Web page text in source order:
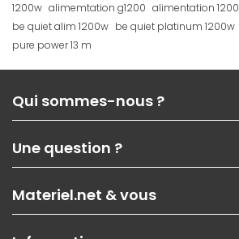
1200w alimemtation g1200 alimentation 1200
be quiet alim 1200w be quiet platinum 1200w
pure power 13 m
Qui sommes-nous ?
Nos services
Les magasins Materiel.net
Nos solutions pour les pros
Contactez-nous
Une question ?
Paiement, livraison
Garanties,Pack Zen
SAV, demander un retour
Materiel.net & vous